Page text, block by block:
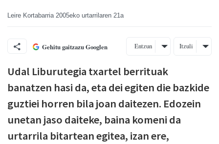
Leire Kortabarria 2005eko urtarrilaren 21a
Gehitu gaitzazu Googlen Entzun Itzuli
Udal Liburutegia txartel berrituak
banatzen hasi da, eta dei egiten die bazkide
guztiei horren bila joan daitezen. Edozein
unetan jaso daiteke, baina komeni da
urtarrila bitartean egitea, izan ere,